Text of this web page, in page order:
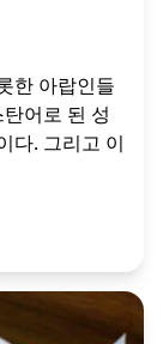
한 아랍인들
어로 된 성
다. 그리고 이